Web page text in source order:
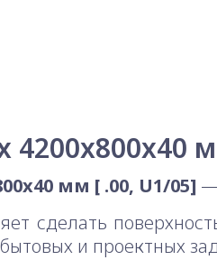
4200x800x40
мм [ .00, U1/05] —
сделать
и проектных